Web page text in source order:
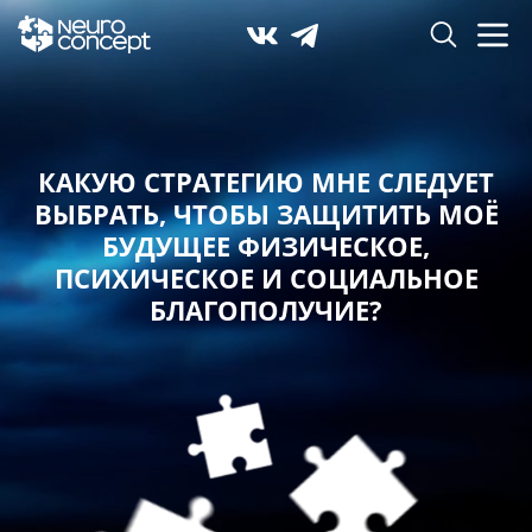
КАКУЮ СТРАТЕГИЮ МНЕ СЛЕДУЕТ
ВЫБРАТЬ,ЧТОБЫ ЗАЩИТИТЬ МОЁ
БУДУЩЕЕ ФИЗИЧЕСКОЕ,
ПСИХИЧЕСКОЕ И СОЦИАЛЬНОЕ
БЛАГОПОЛУЧИЕ?